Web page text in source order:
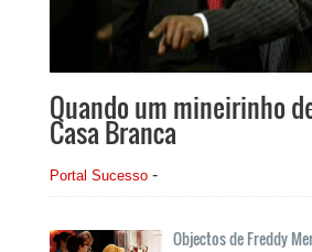
Quando um mineirinho
Casa Branca
Portal Sucesso -
Objectos de Freddy